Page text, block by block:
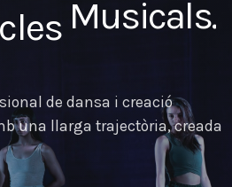
Teatrals.
de dansa i creació
una llarga trajectòria, creada